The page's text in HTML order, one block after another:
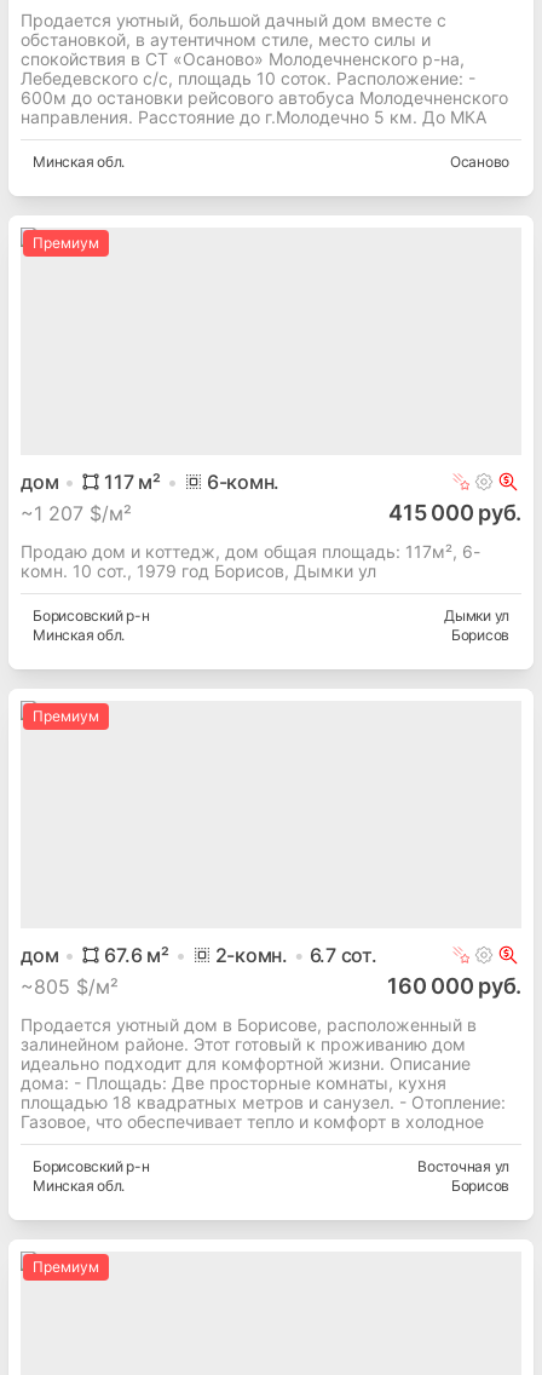
Продается уютный, большой дачный дом вместе с
обстановкой, в аутентичном стиле, место силы и
спокойствия в СТ «Осаново» Молодечненского р-на,
Лебедевского с/с, площадь 10 соток. Расположение: -
600м до остановки рейсового автобуса Молодечненского
направления. Расстояние до г.Молодечно 5 км. До МКА
Минская обл. Осаново
Премиум
дом 117м² 6-комн.
~1 207 $/м² 415 000 руб.
Продаю дом и коттедж, дом общая площадь: 117м², 6-
комн. 10 сот., 1979 год Борисов, Дымки ул
Борисовскийр-н
Минская обл.
Дымки ул
Борисов
Премиум
дом 67.6м² 2-комн. 6.7сот.
~805 $/м² 160 000 руб.
Продается уютный дом в Борисове, расположенный в
залинейном районе. Этот готовый к проживанию дом
идеально подходит для комфортной жизни. Описание
дома: - Площадь: Две просторные комнаты, кухня
площадью 18 квадратных метров и санузел. - Отопление:
Газовое, что обеспечивает тепло и комфорт в холодное
Борисовскийр-н
Минская обл.
Восточная ул
Борисов
Премиум